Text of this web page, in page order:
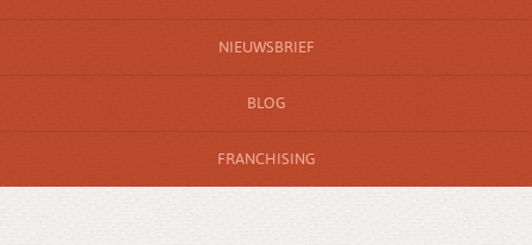
NIEUWSBRIEF
BLOG
FRANCHISING